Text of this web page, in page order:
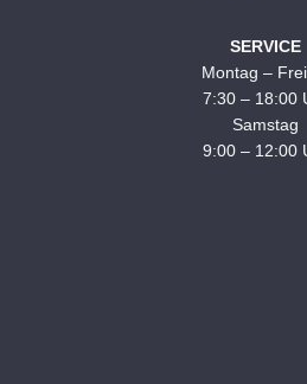
SERVICE
Montag –
7:30 – 18:00
Samstag
9:00 – 12:00